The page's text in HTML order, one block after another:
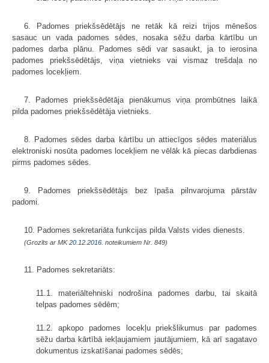
6. Padomes priekšsēdētājs ne retāk kā reizi trijos mēnešos
sasauc un vada padomes sēdes, nosaka sēžu darba kārtību un
padomes darba plānu. Padomes sēdi var sasaukt, ja to ierosina
padomes priekšsēdētājs, viņa vietnieks vai vismaz trešdaļa no
padomes locekļiem.
7. Padomes priekšsēdētāja pienākumus viņa prombūtnes laikā
pilda padomes priekšsēdētāja vietnieks.
8. Padomes sēdes darba kārtību un attiecīgos sēdes materiālus
elektroniski nosūta padomes locekļiem ne vēlāk kā piecas darbdienas
pirms padomes sēdes.
9. Padomes priekšsēdētājs bez īpaša pilnvarojuma pārstāv
padomi.
10. Padomes sekretariāta funkcijas pilda Valsts vides dienests.
(Grozīts ar MK20.12.2016. noteikumiem Nr. 849)
11. Padomes sekretariāts:
11.1. materiāltehniski nodrošina padomes darbu, tai skaitā
telpas padomes sēdēm;
11.2. apkopo padomes locekļu priekšlikumus par padomes
sēžu darba kārtībā iekļaujamiem jautājumiem, kā arī sagatavo
dokumentus izskatīšanai padomes sēdēs;